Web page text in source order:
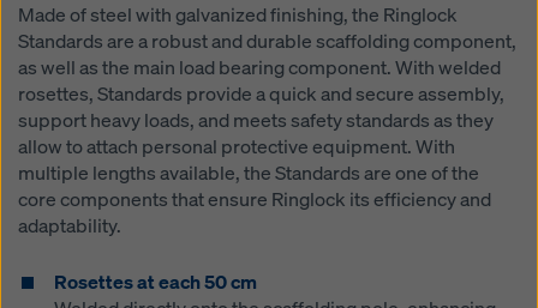
Made of steel with galvanized finishing, the Ringlock
Standards are a robust and durable scaffolding component,
as well as the main load bearing component. With welded
rosettes, Standards provide a quick and secure assembly,
support heavy loads, and meets safety standards as they
allow to attach personal protective equipment. With
multiple lengths available, the Standards are one of the
core components that ensure Ringlock its efficiency and
adaptability.
Rosettes at each 50 cm